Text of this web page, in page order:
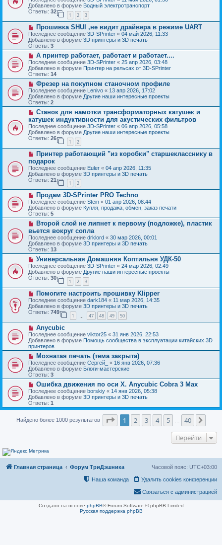
е
о
б
е
и
е
о
е
с
о
б
щ
е
н
и
е
Добавлено в форуме Водный электротранспорт
Ответы: 32
1 2 3
Н
о
в
о
е
с
о
о
б
щ
е
н
и
е
Прошивка SHUI ,не видит драйвера в режиме UART
Последнее сообщение 3D-SPrinter « 04 май 2026, 11:33
Добавлено в форуме 3D принтеры и 3D печать
Ответы: 3
Н
о
в
о
е
с
о
о
б
щ
е
н
и
е
А принтер работает, работает и работает....
Последнее сообщение 3D-SPrinter « 25 апр 2026, 03:48
Добавлено в форуме Принтер на рельсах от 3D-SPrinter
Ответы: 14
Н
о
в
о
е
с
о
о
б
щ
е
н
е
Фрезер на покупном станочном профиле
Последнее сообщение Lenivo « 13 апр 2026, 17:02
Добавлено в форуме Другие наши интересные проекты
Ответы: 2
Н
в
о
е
с
о
щ
е
н
и
е
Станок для намотки трансформаторных катушек и
катушек индуктивности для акустических фильтров
Последнее сообщение 3D-SPrinter « 06 апр 2026, 05:58
Добавлено в форуме Другие наши интересные проекты
Ответы: 26
1 2
Н
в
о
е
с
о
о
б
щ
е
н
е
Принтер работающий "из коробки" старшекласснику в
подарок
Последнее сообщение Euler « 04 апр 2026, 11:35
Добавлено в форуме 3D принтеры и 3D печать
Ответы: 21
1 2
Н
о
в
о
е
о
о
б
щ
е
н
и
е
Продам 3D-SPrinter PRO Techno
Последнее сообщение Stein « 01 апр 2026, 08:44
Добавлено в форуме Купля, продажа, обмен, заказ печати
Ответы: 5
Н
в
о
е
с
о
о
б
щ
н
е
Второй слой не липнет к первому (подложке), пластик
вьется вокруг сопла
Последнее сообщение drklord « 30 мар 2026, 00:01
Добавлено в форуме 3D принтеры и 3D печать
Ответы: 13
Н
о
в
о
с
о
б
щ
н
и
е
Универсальная Домашняя Коптильня УДК-50
Последнее сообщение 3D-SPrinter « 24 мар 2026, 02:49
Добавлено в форуме Другие наши интересные проекты
Ответы: 30
1 2 3
Н
о
в
о
е
с
о
о
б
щ
е
н
и
е
Помогите настроить прошивку Klipper
Последнее сообщение dark184 « 11 мар 2026, 14:35
Добавлено в форуме 3D принтеры и 3D печать
Ответы: 749
1 … 47 48 49 50
Н
о
в
о
е
о
о
б
щ
е
н
и
е
Anycubic
Последнее сообщение viktor25 « 31 янв 2026, 22:53
Добавлено в форуме Помощь сообщества в эксплуатации китайских 3D
принтеров
Н
о
в
о
е
с
о
о
б
щ
н
Мохнатая печать (тема закрыта)
Последнее сообщение Сергей_ « 16 янв 2026, 07:36
Добавлено в форуме Блоги-мастерские
Ответы: 3
Н
о
в
о
е
о
и
Ошибка движения по оси Х. Anycubic Cobra 3 Max
Последнее сообщение borskiy « 14 янв 2026, 05:38
Добавлено в форуме 3D принтеры и 3D печать
Ответы: 1
Найдено более 1000 результатов Страница1 из
1 2 3 4 5 40
Перейти
Главная страница Форум ТриДэшника Часовой пояс: UTC+03:00
Удалить cookies конференции
Наша команда
Связаться с администрацией
Создано на основе phpBB® Forum Software © phpBB Limited
Русская поддержка phpBB